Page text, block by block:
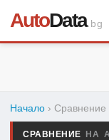
AutoData.bg
Начало › Сравнение
СРАВНЕНИЕ НА